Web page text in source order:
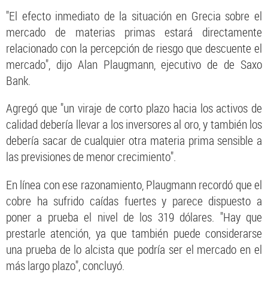
"El efecto inmediato de la situación en Grecia sobre el
mercado de materias primas estará directamente
relacionado con la percepción de riesgo que descuente el
mercado", dijo Alan Plaugmann, ejecutivo de de Saxo
Bank.
Agregó que "un viraje de corto plazo hacia los activos de
calidad debería llevar a los inversores al oro, y también los
debería sacar de cualquier otra materia prima sensible a
las previsiones de menor crecimiento".
En línea con ese razonamiento, Plaugmann recordó que el
cobre ha sufrido caídas fuertes y parece dispuesto a
poner a prueba el nivel de los 319 dólares. "Hay que
prestarle atención, ya que también puede considerarse
una prueba de lo alcista que podría ser el mercado en el
más largo plazo", concluyó.